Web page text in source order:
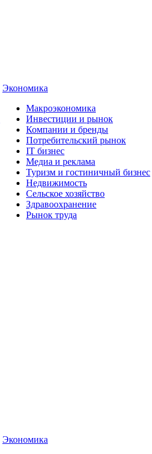
Экономика
Макроэкономика
Инвестиции и рынок
Компании и бренды
Потребительский рынок
IT бизнес
Медиа и реклама
Туризм и гостиничный бизнес
Недвижимость
Сельское хозяйство
Здравоохранение
Рынок труда
Экономика